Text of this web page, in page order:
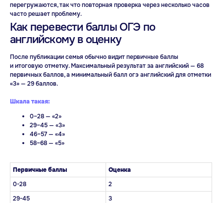
перегружаются, так что повторная проверка через несколько часов
часто решает проблему.
Как перевести баллы ОГЭ по
английскому в оценку
После публикации семья обычно видит первичные баллы
и итоговую отметку. Максимальный результат за английский — 68
первичных баллов, а минимальный балл огэ английский для отметки
«3» — 29 баллов.
Шкала такая:
0–28 — «2»
29–45 — «3»
46–57 — «4»
58–68 — «5»
Первичные баллы
Оценка
0-28
2
29-45
3
Индивидуальные
занятия английским
Разговорный клуб
на английском